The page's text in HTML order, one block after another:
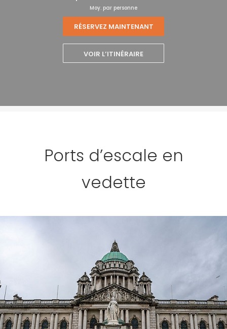
Moy. par personne
RÉSERVEZ MAINTENANT
VOIR L’ITINÉRAIRE
Ports d’escale en
vedette